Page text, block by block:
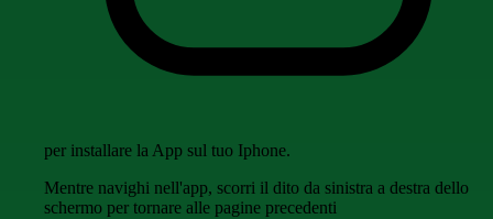
per installare la App sul tuo Iphone.
Mentre navighi nell'app, scorri il dito da sinistra a destra dello
schermo per tornare alle pagine precedenti